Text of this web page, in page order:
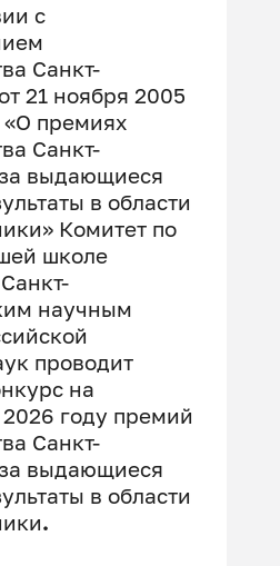
с
Санкт-
21 ноября 2005
премиях
Санкт-
выдающиеся
в области
Комитет по
школе
научным
проводит
на
году премий
Санкт-
выдающиеся
в области
.